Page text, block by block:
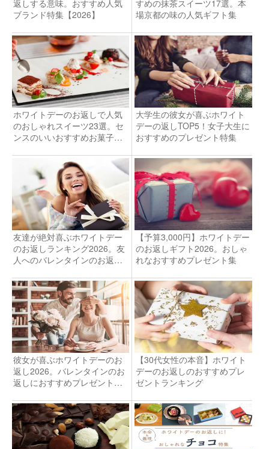
返しする意味。おすすめ人気
ブランド特集【2026】
すめの抹茶スイーツ17選。本
場京都の味の人気ギフト集
ホワイトデーのお返しで人気
のおしゃれスイーツ23選。セ
ンスのいいおすすめお菓子特
大学生の彼女が喜ぶホワイト
デーの返しTOP5！女子大生に
おすすめのプレゼント特集
友達が絶対喜ぶホワイトデー
のお返しランキング2026。友
人へのバレンタインのお返し
【予算3,000円】ホワイトデー
のお返しギフト2026。おしゃ
れなおすすめプレゼント集
彼女が喜ぶホワイトデーのお
返し2026。バレンタインのお
返しにおすすめプレゼントラ
【30代女性の本音】ホワイト
デーのお返しのおすすめプレ
ゼントランキング